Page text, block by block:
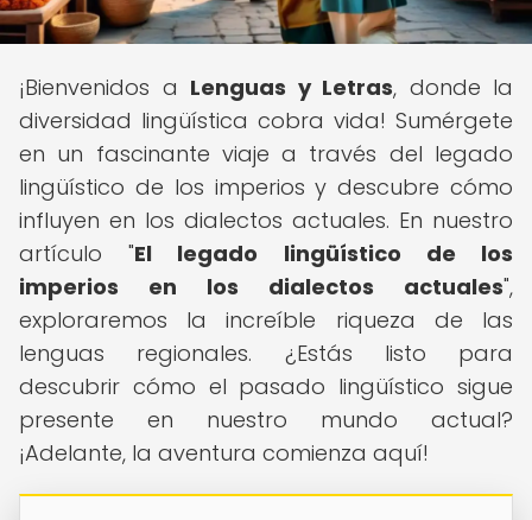
¡Bienvenidos a Lenguas y Letras, donde la
diversidad lingüística cobra vida! Sumérgete
en un fascinante viaje a través del legado
lingüístico de los imperios y descubre cómo
influyen en los dialectos actuales. En nuestro
artículo "El legado lingüístico de los
imperios en los dialectos actuales",
exploraremos la increíble riqueza de las
lenguas regionales. ¿Estás listo para
descubrir cómo el pasado lingüístico sigue
presente en nuestro mundo actual?
¡Adelante, la aventura comienza aquí!